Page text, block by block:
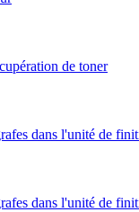
de toner
dans l'unité de
dans l'unité de